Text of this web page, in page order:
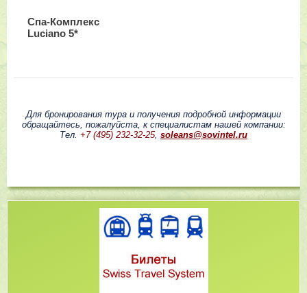
Спа-Комплекс
Luciano 5*
Для бронирования тура и получения подробной информации
обращайтесь, пожалуйста, к специалистам нашей компании:
Тел. +7 (495) 232-32-25, soleans@sovintel.ru